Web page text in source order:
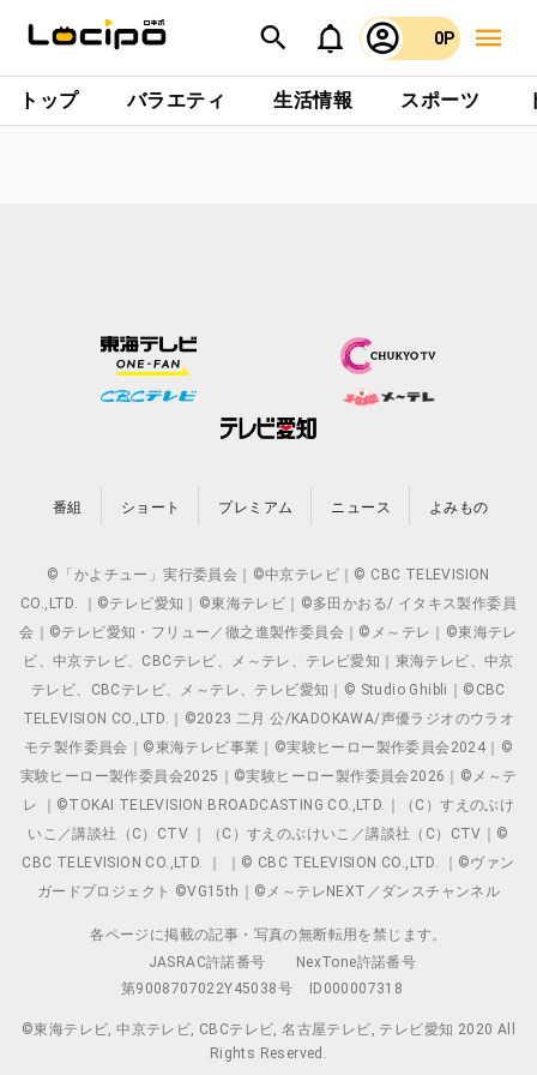
0P
トップ バラエティ 生活情報 スポーツ
番組 ショート プレミアム ニュース よみもの
©「かよチュー」実行委員会｜©中京テレビ｜© CBC TELEVISION
CO.,LTD. ｜©テレビ愛知｜©東海テレビ｜©多田かおる/ イタキス製作委員
会｜©テレビ愛知・フリュー／徹之進製作委員会｜©メ～テレ｜©東海テレ
ビ、中京テレビ、CBCテレビ、メ～テレ、テレビ愛知｜東海テレビ、中京
テレビ、CBCテレビ、メ～テレ、テレビ愛知｜© Studio Ghibli｜©CBC
TELEVISION CO.,LTD.｜©2023 二月 公/KADOKAWA/声優ラジオのウラオ
モテ製作委員会｜©東海テレビ事業｜©実験ヒーロー製作委員会2024｜©
実験ヒーロー製作委員会2025｜©実験ヒーロー製作委員会2026｜©メ～テ
レ ｜©TOKAI TELEVISION BROADCASTING CO.,LTD.｜（C）すえのぶけ
いこ／講談社（C）CTV ｜（C）すえのぶけいこ／講談社（C）CTV｜©
CBC TELEVISION CO.,LTD. ｜ ｜© CBC TELEVISION CO.,LTD. ｜©ヴァン
ガードプロジェクト ©VG15th｜©メ～テレNEXT／ダンスチャンネル
各ページに掲載の記事・写真の無断転用を禁じます。
JASRAC許諾番号
NexTone許諾番号
第9008707022Y45038号
ID000007318
©東海テレビ, 中京テレビ, CBCテレビ, 名古屋テレビ, テレビ愛知 2020 All
Rights Reserved.